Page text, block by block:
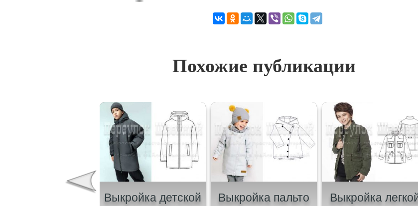
Похожие публикации
Выкройка детской
Выкройка пальто
Выкройка